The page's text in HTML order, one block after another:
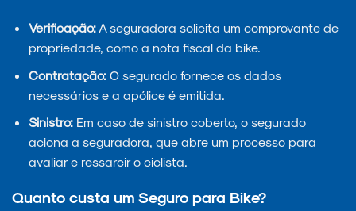
Verificação:A seguradora solicita um comprovante de
propriedade, como a nota fiscal da bike.
Contratação:O segurado fornece os dados
necessários e a apólice é emitida.
Sinistro:Em caso de sinistro coberto, o segurado
aciona a seguradora, que abre um processo para
avaliar e ressarcir o ciclista.
Quanto custa um Seguro para Bike?